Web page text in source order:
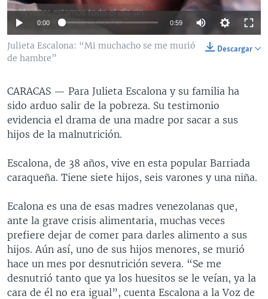
VENEZUELA
NICARAGUA
ECONOMÍA
TECNOLOGÍA
CIENCIA Y SALUD
MULTIMEDIA
FOTOGRAFÍA
EL MUNDO AL DÍA
VISIÓN 360
LAS CLAVES
PANORAMA
RADIO
AUDIONOTICIAS
BUENOS DÍAS AMÉRICA
ESTADOS UNIDOS AL DÍA
EL MUNDO AL DÍA [RADIO]
FORO [RADIO]
DEPORTIVO INTERNACIONAL
NOTA ECONÓMICA
ENTRETENIMIENTO
DOCUMENTALES DE LA VOA
Learning English
SÍGANOS
Idiomas
0:00 0:59
Descargar
Julieta Escalona: “Mi muchacho se me murió
de hambre”
CARACAS — Para Julieta Escalona y su familia ha
sido arduo salir de la pobreza. Su testimonio
evidencia el drama de una madre por sacar a sus
hijos de la malnutrición.
Escalona, de 38 años, vive en esta popular Barriada
caraqueña. Tiene siete hijos, seis varones y una niña.
Ecalona es una de esas madres venezolanas que,
ante la grave crisis alimentaria, muchas veces
prefiere dejar de comer para darles alimento a sus
hijos. Aún así, uno de sus hijos menores, se murió
hace un mes por desnutrición severa. “Se me
desnutrió tanto que ya los huesitos se le veían, ya la
cara de él no era igual”, cuenta Escalona a la Voz de